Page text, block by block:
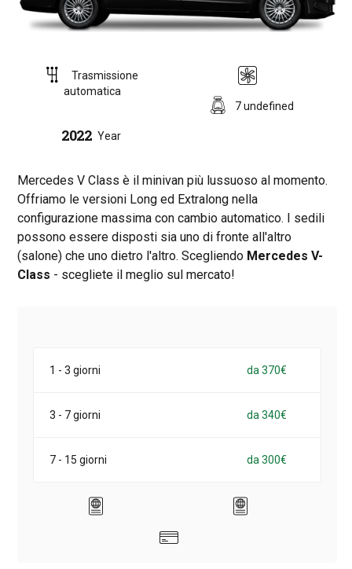
Trasmissione
automatica
7 undefined
2022 Year
Mercedes V Class è il minivan più lussuoso al momento.
Offriamo le versioni Long ed Extralong nella
configurazione massima con cambio automatico. I sedili
possono essere disposti sia uno di fronte all'altro
(salone) che uno dietro l'altro. Scegliendo Mercedes V-
Class - scegliete il meglio sul mercato!
1 - 3 giorni da 370€
3 - 7 giorni da 340€
7 - 15 giorni da 300€